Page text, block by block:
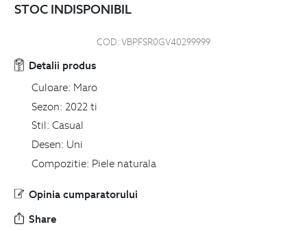
STOC INDISPONIBIL
COD:VBPFSR0GV40299999
Detalii produs
Culoare: Maro
Sezon: 2022 ti
Stil: Casual
Desen: Uni
Compozitie: Piele naturala
Opinia cumparatorului
Share